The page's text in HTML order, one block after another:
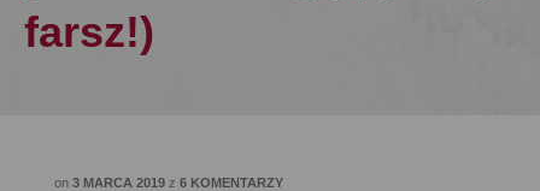
farsz!)
on 3 MARCA 2019 z 6 KOMENTARZY